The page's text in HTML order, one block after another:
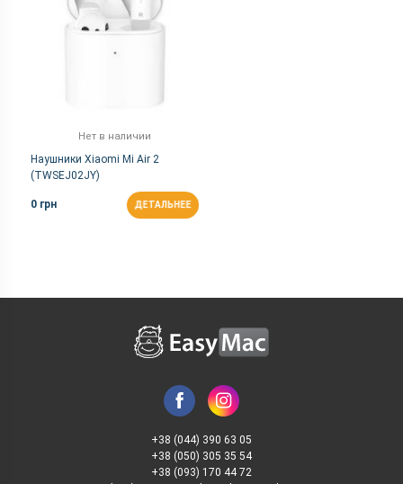
Нет в наличии
Наушники Xiaomi Mi Air 2
(TWSEJ02JY)
0 грн ДЕТАЛЬНЕЕ
+38 (044) 390 63 05
+38 (050) 305 35 54
+38 (093) 170 44 72